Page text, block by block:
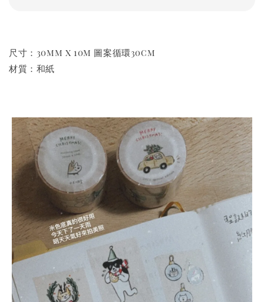
尺寸：30mm x 10m 圖案循環30cm
材質：和紙